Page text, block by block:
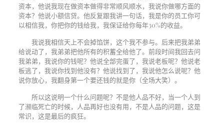
资本，他说我现在做资本做得非常顺风顺水，我说你做哪方面的
资本？他说小额信贷。他反复跟我讲一句话，我是你的员工你可
以相信我，你把你的钱给我，我保证给你每年30%的收益。
我说我相信天上不会掉馅饼，这个我不参与。后来把我弟弟
给说动了，我弟弟把他所有的积蓄全给他了。前段时间我回去问
我弟弟，我说你的钱呢？他说全部完蛋了，我说老板呢？他说老
板逃了，我说你找到他没有？他说找到了，我说他怎么说呢？他
说你放心，我翻身第一个要还钱的就是你（全场大笑）。
所以这说明一个什么问题呢？不是他人品不好，当一个人到
了濒临死亡的时候，人品再好也没有用，不是人品的问题，这是
常识，这是最后的疯狂。